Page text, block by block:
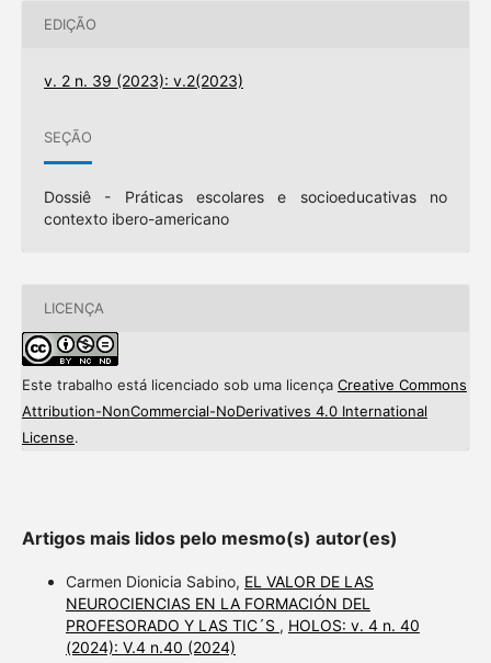
EDIÇÃO
v. 2 n. 39 (2023): v.2(2023)
SEÇÃO
Dossiê - Práticas escolares e socioeducativas no
contexto ibero-americano
LICENÇA
Este trabalho está licenciado sob uma licença Creative Commons
Attribution-NonCommercial-NoDerivatives 4.0 International
License.
Artigos mais lidos pelo mesmo(s) autor(es)
Carmen Dionicia Sabino, EL VALOR DE LAS
NEUROCIENCIAS EN LA FORMACIÓN DEL
PROFESORADO Y LAS TIC´S , HOLOS: v. 4 n. 40
(2024): V.4 n.40 (2024)